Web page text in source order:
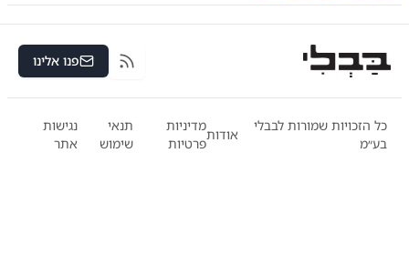
RSS פנו אלינו
כל הזכויות שמורות לבבלי
בע״מ
אודות
מדיניות
פרטיות
תנאי
שימוש
נגישות
אתר